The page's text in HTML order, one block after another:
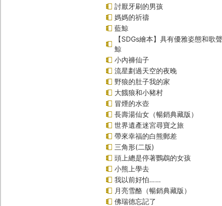
討厭牙刷的男孩
媽媽的祈禱
藍鯨
【SDGs繪本】具有優雅姿態和歌
鯨
小內褲仙子
流星劃過天空的夜晚
野狼的肚子我的家
大餓狼和小豬村
冒煙的水壺
長壽湯仙女（暢銷典藏版）
世界遺產迷宮尋寶之旅
帶來幸福的白熊郵差
三角形(二版)
頭上總是停著鸚鵡的女孩
小熊上學去
我以前好怕……
月亮雪酪（暢銷典藏版）
佛瑞德忘記了